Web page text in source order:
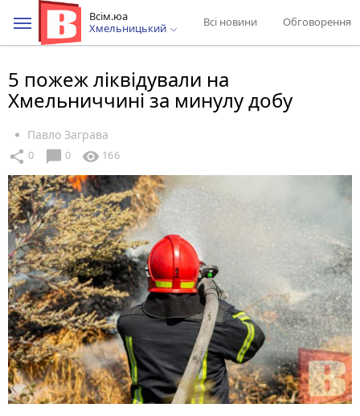
Всім.юа
Хмельницький
Всі новини Обговорення
5 пожеж ліквідували на
Хмельниччині за минулу добу
Павло Заграва
share 0 chat_bubble 0 visibility 166